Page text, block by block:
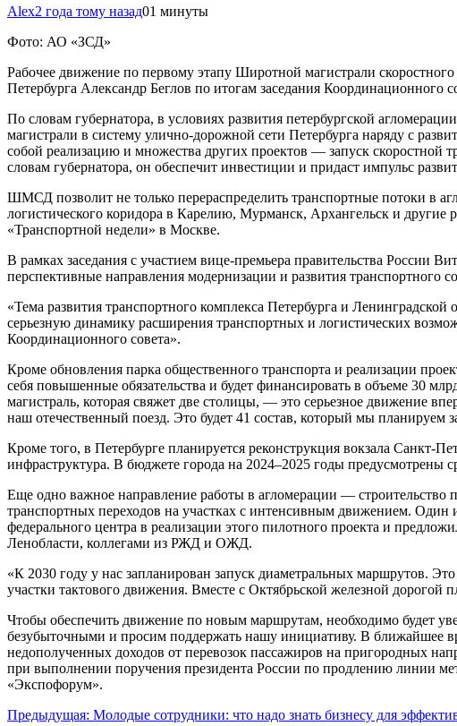
Alex2 года тому назад01 минуты
Фото: АО «ЗСД»
Рабочее движение по первому этапу Широтной магистрали
Петербурга Александр Беглов по итогам заседания Координационного
По словам губернатора, в условиях развития петербургской
магистрали в систему улично-дорожной сети Петербурга наряду с
собой реализацию и множества других проектов — запуск
словам губернатора, он обеспечит инвестиции и придаст импульс
ШМСД позволит не только перераспределить транспортные потоки в
логистического коридора в Карелию, Мурманск, Архангельск и
«Транспортной недели» в Москве.
В рамках заседания с участием вице-премьера правительства России
перспективные направления модернизации и развития транспортного
«Тема развития транспортного комплекса Петербурга и
серьезную динамику расширения транспортных и логистических
Координационного совета».
Кроме обновления парка общественного транспорта и реализации
себя повышенные обязательства и будет финансировать в объеме 30
магистраль, которая свяжет две столицы, — это серьезное движение
наш отечественный поезд. Это будет 41 состав, который мы планируем
Кроме того, в Петербурге планируется реконструкция вокзала
инфраструктура. В бюджете города на 2024–2025 годы предусмотрены
Еще одно важное направление работы в агломерации — строительство
транспортных переходов на участках с интенсивным движением.
федерального центра в реализации этого пилотного проекта и
Ленобласти, коллегами из РЖД и ОЖД.
«К 2030 году у нас запланирован запуск диаметральных маршрутов.
участки тактового движения. Вместе с Октябрьской железной
Чтобы обеспечить движение по новым маршрутам, необходимо будет
безубыточными и просим поддержать нашу инициативу. В ближайшее
недополученных доходов от перевозок пассажиров на пригородных
при выполнении поручения президента России по продлению линии
«Экспофорум».
Навигация
Предыдущая: Молодые сотрудники: что надо знать бизнесу для